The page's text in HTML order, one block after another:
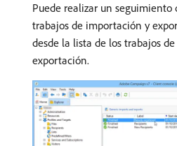
Puede realizar un seguimiento
trabajos de importación y
desde la lista de los trabajos
exportación.